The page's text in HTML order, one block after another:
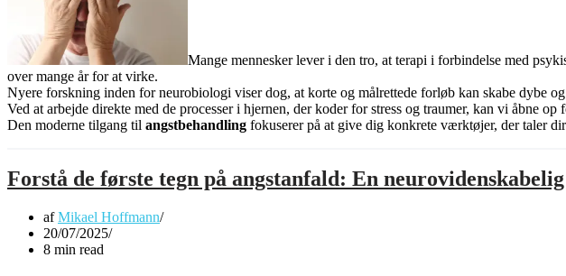
Mange mennesker lever i den tro, at terapi i forbindelse med
over mange år for at virke.
Nyere forskning inden for neurobiologi viser dog, at korte og målrettede forløb kan skabe dybe
Ved at arbejde direkte med de processer i hjernen, der koder for stress og traumer, kan vi åbne op
Den moderne tilgang til angstbehandling fokuserer på at give dig konkrete værktøjer, der taler
Forstå de første tegn på angstanfald: En
afMikael Hoffmann
20/07/2025
8 min read